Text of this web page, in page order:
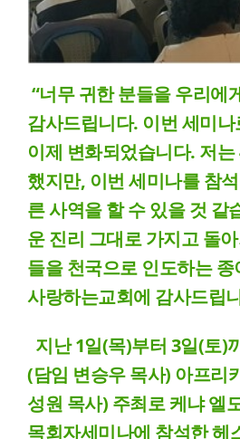
“너무 귀한 분들을 우리에
감사드립니다. 이번 세미
이제 변화되었습니다. 저
했지만, 이번 세미나를 참
른 사역을 할 수 있을 것 같
운 진리 그대로 가지고 돌
들을 천국으로 인도하는
사랑하는교회에 감사드립
지난 1일(목)부터 3일(토)
(담임 변승우 목사) 아프리
성원 목사) 주최로 케냐 엘
목회자세미나에 참석한 헤